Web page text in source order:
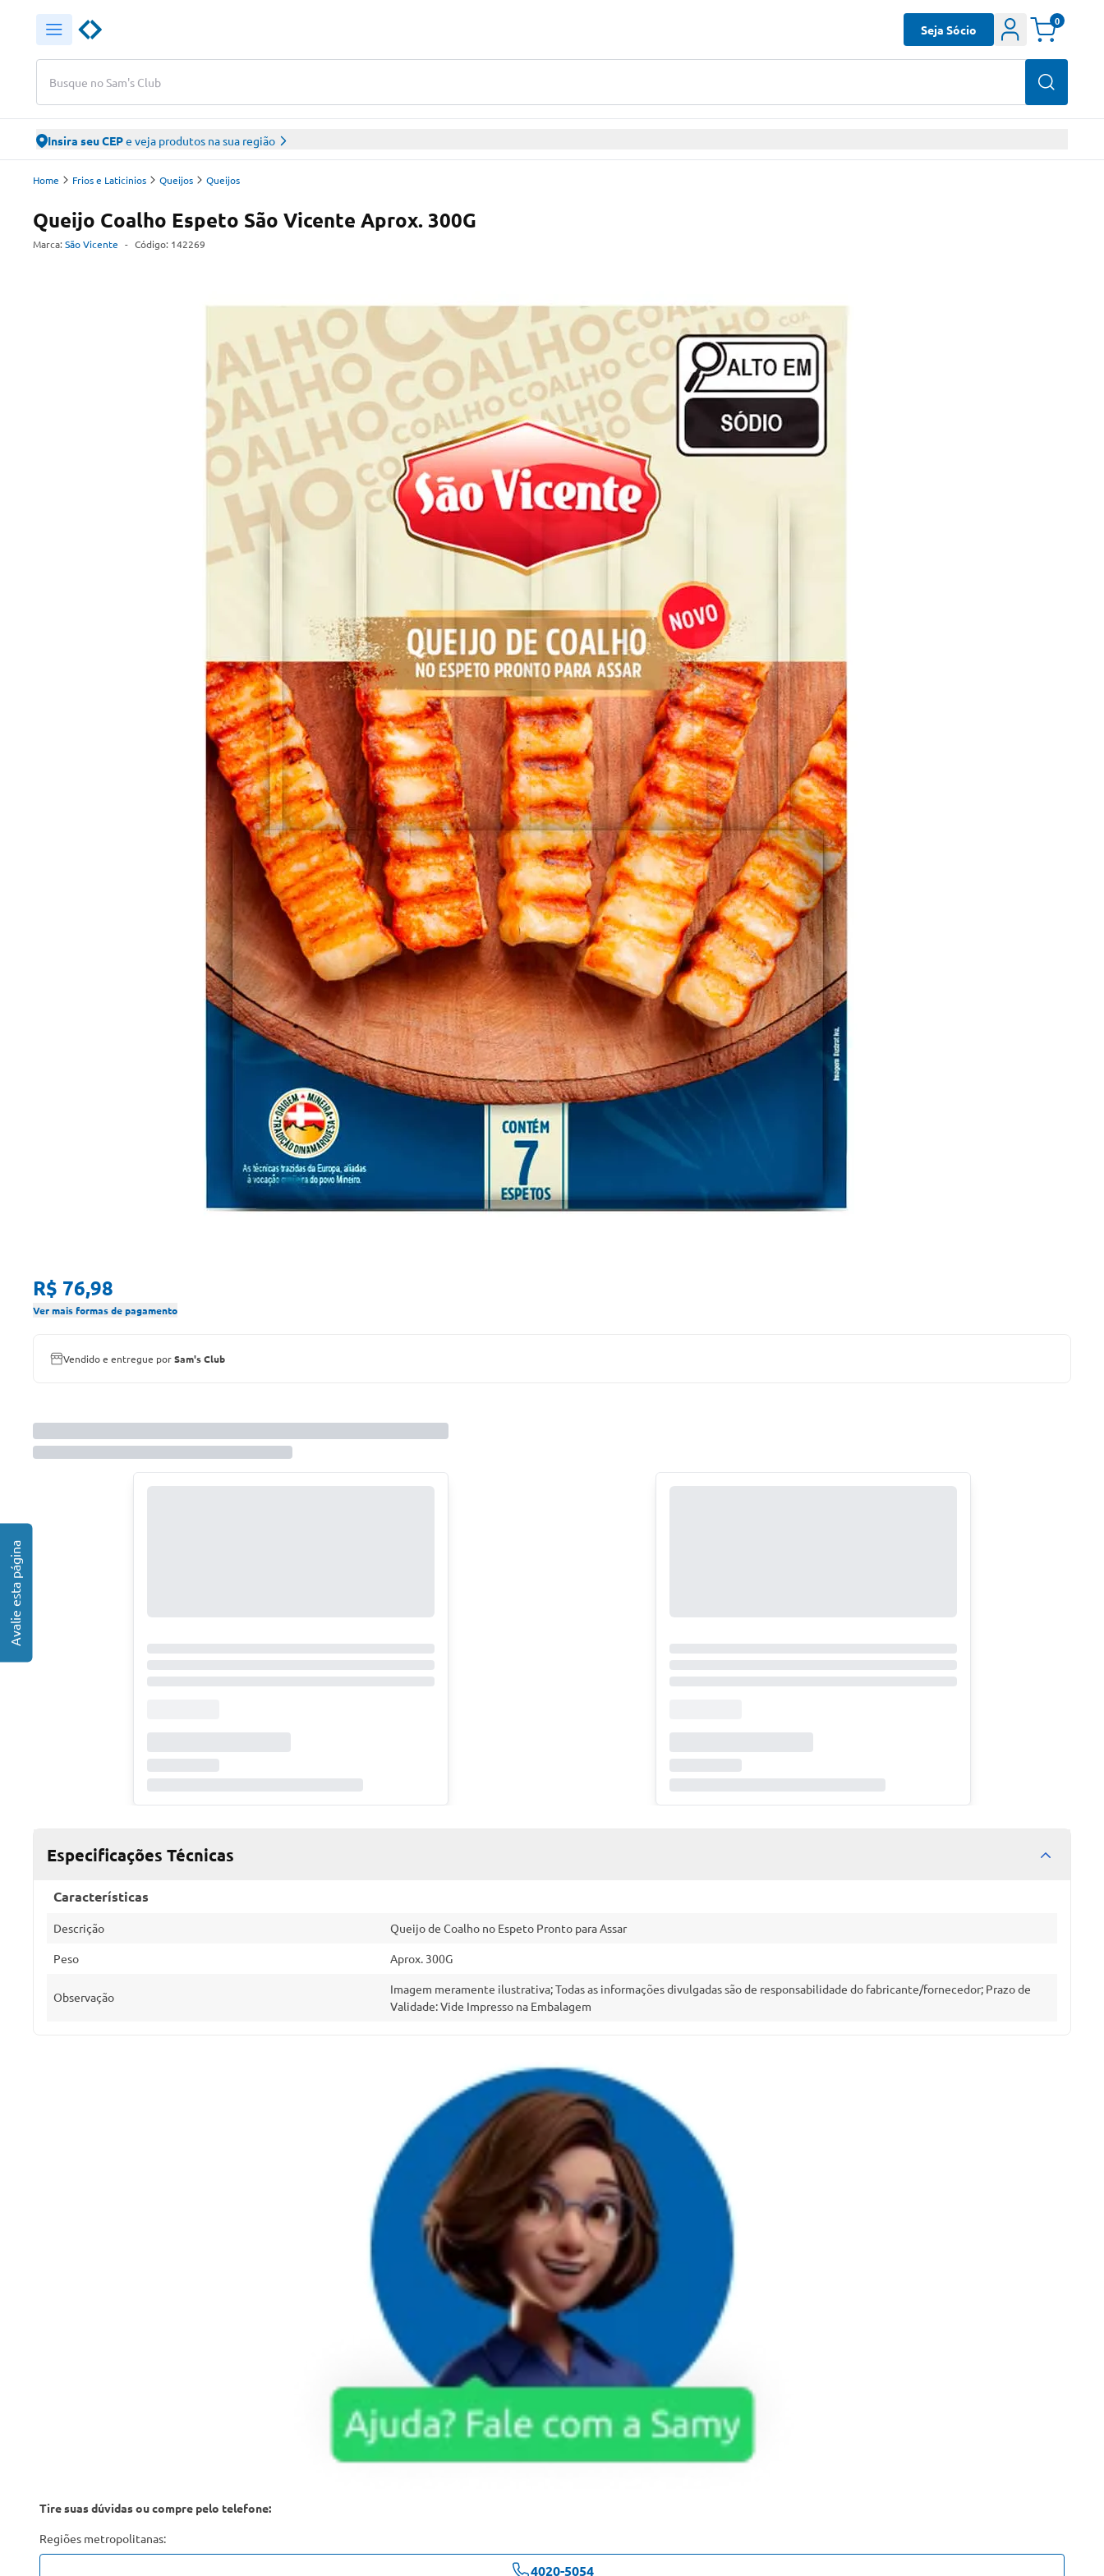
Busque no Sam's Club
Seja Sócio
0
Insira seu CEPe veja produtos na sua região
Home Frios e Laticinios Queijos Queijos
Queijo Coalho Espeto São Vicente Aprox. 300G
Marca: São Vicente - Código: 142269
R$ 76,98
Ver mais formas de pagamento
Vendido e entregue porSam's Club
Especificações Técnicas
Características
Descrição Queijo de Coalho no Espeto Pronto para Assar
Peso Aprox. 300G
Observação
Imagem meramente ilustrativa; Todas as informações divulgadas são de responsabilidade do fabricante/fornecedor; Prazo de
Validade: Vide Impresso na Embalagem
Tire suas dúvidas ou compre pelo telefone:
Regiões metropolitanas:
4020-5054